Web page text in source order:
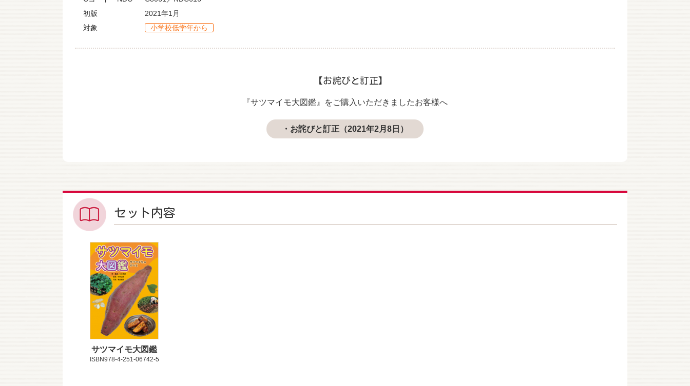
初版
2021年1月
対象
小学校低学年から
【お詫びと訂正】
『サツマイモ大図鑑』をご購入いただきましたお客様へ
・お詫びと訂正 （2021年2月8日）
セット内容
サツマイモ大図鑑
ISBN978-4-251-06742-5